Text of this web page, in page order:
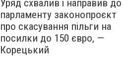
Уряд схвалив і направив до
парламенту законопроєкт
про скасування пільги на
посилки до 150 євро, —
Корецький